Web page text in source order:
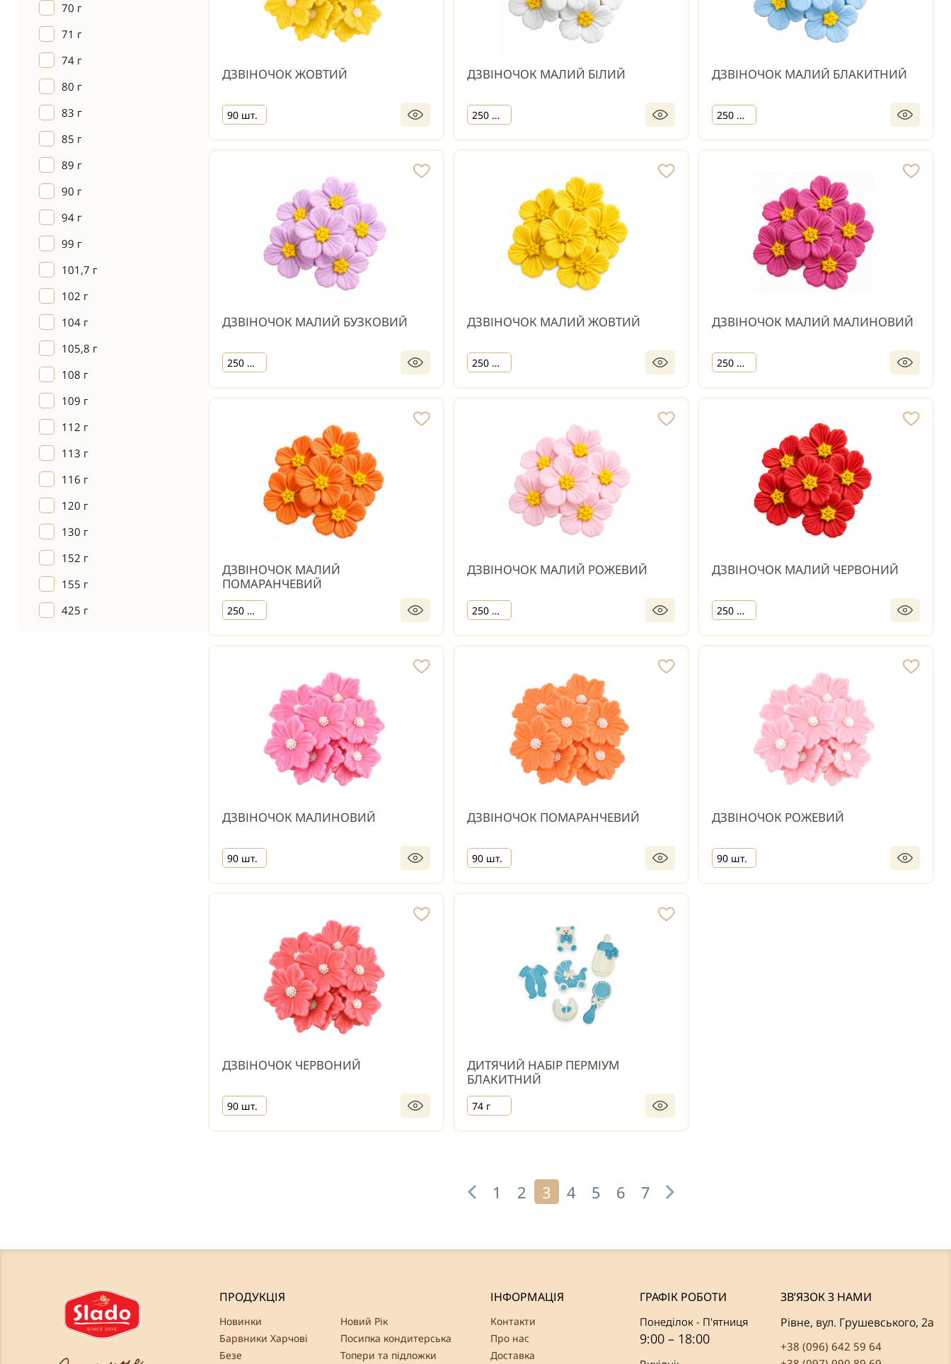
70 г
71 г
74 г
80 г
83 г
85 г
89 г
90 г
94 г
99 г
101,7 г
102 г
104 г
105,8 г
108 г
109 г
112 г
113 г
116 г
120 г
130 г
152 г
155 г
425 г
ДЗВІНОЧОК ЖОВТИЙ
90 шт.
ДЗВІНОЧОК МАЛИЙ БІЛИЙ
250 шт.
ДЗВІНОЧОК МАЛИЙ БЛАКИТНИЙ
250 шт.
ДЗВІНОЧОК МАЛИЙ БУЗКОВИЙ
250 шт.
ДЗВІНОЧОК МАЛИЙ ЖОВТИЙ
250 шт.
ДЗВІНОЧОК МАЛИЙ МАЛИНОВИЙ
250 шт.
ДЗВІНОЧОК МАЛИЙ
ПОМАРАНЧЕВИЙ
250 шт.
ДЗВІНОЧОК МАЛИЙ РОЖЕВИЙ
250 шт.
ДЗВІНОЧОК МАЛИЙ ЧЕРВОНИЙ
250 шт.
ДЗВІНОЧОК МАЛИНОВИЙ
90 шт.
ДЗВІНОЧОК ПОМАРАНЧЕВИЙ
90 шт.
ДЗВІНОЧОК РОЖЕВИЙ
90 шт.
ДЗВІНОЧОК ЧЕРВОНИЙ
90 шт.
ДИТЯЧИЙ НАБІР ПЕРМІУМ
БЛАКИТНИЙ
74 г
1 2 3 4 5 6 7
ПРОДУКЦІЯ
Новинки
Барвники Харчові
Безе
Новий Рік
Посипка кондитерська
Топери та підложки
ІНФОРМАЦІЯ
Контакти
Про нас
Доставка
ГРАФІК РОБОТИ
Понеділок - П'ятниця
9:00 – 18:00
ЗВ’ЯЗОК З НАМИ
Рівне, вул. Грушевського, 2а
+38 (096) 642 59 64